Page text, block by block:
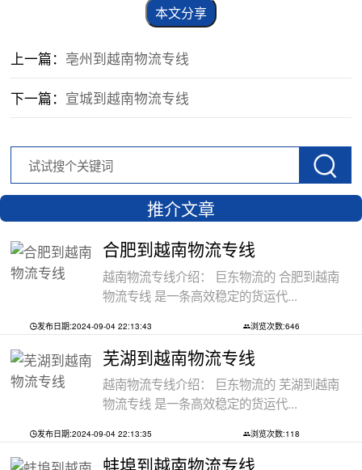
本文分享
上一篇： 亳州到越南物流专线
下一篇： 宣城到越南物流专线
推介文章
合肥到越南物流专线
越南物流专线介绍： 巨东物流的 合肥到越南
物流专线 是一条高效稳定的货运代...
发布日期:2024-09-04 22:13:43 浏览次数:646
芜湖到越南物流专线
越南物流专线介绍： 巨东物流的 芜湖到越南
物流专线 是一条高效稳定的货运代...
发布日期:2024-09-04 22:13:35 浏览次数:118
蚌埠到越南物流专线